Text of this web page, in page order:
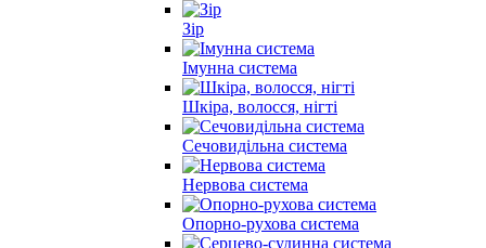
Зір
Імунна система
Шкіра, волосся, нігті
Сечовидільна система
Нервова система
Опорно-рухова система